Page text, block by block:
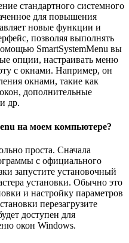
стандартного системного
для повышения
новые функции и
позволяя выполнять
SmartSystemMenu вы
опции, настраивать меню
с окнами. Например, он
окнами, такие как
дополнительные
др.
на моем компьютере?
проста. Сначала
с официального
запустите установочный
установки. Обычно это
и настройку параметров
перезагрузите
доступен для
окон Windows.